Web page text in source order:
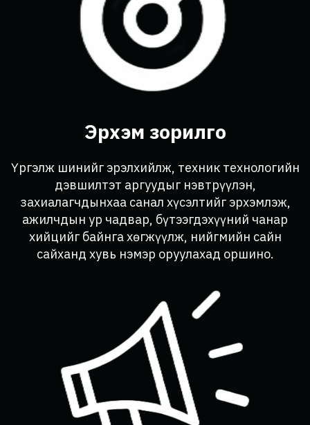
Эрхэм зорилго
Үргэлж шинийг эрэлхийлж, техник технологийн
дэвшилтэт аргуудыг нэвтрүүлэн,
захиалагчдынхаа санал хүсэлтийг эрхэмлэж,
ажилчдын ур чадвар, бүтээгдэхүүний чанар
хийцийг байнга хөгжүүлж, нийгмийн сайн
сайханд хувь нэмэр оруулахад оршино.